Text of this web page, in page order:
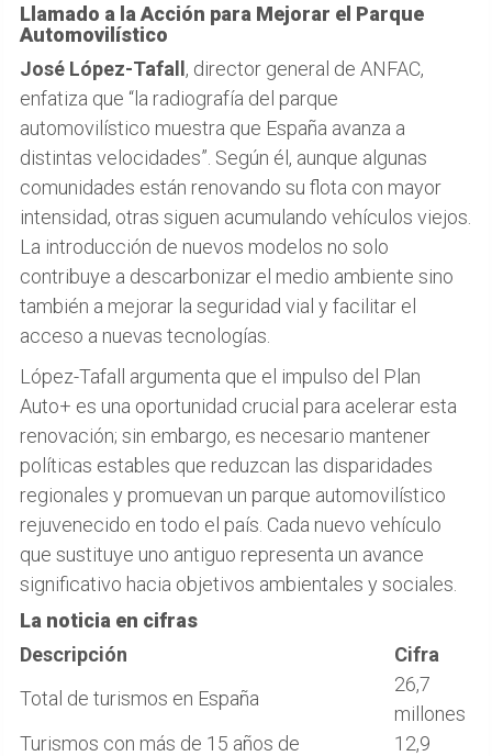
Llamado a la Acción para Mejorar el Parque
Automovilístico
José López-Tafall, director general de ANFAC,
enfatiza que “la radiografía del parque
automovilístico muestra que España avanza a
distintas velocidades”. Según él, aunque algunas
comunidades están renovando su flota con mayor
intensidad, otras siguen acumulando vehículos viejos.
La introducción de nuevos modelos no solo
contribuye a descarbonizar el medio ambiente sino
también a mejorar la seguridad vial y facilitar el
acceso a nuevas tecnologías.
López-Tafall argumenta que el impulso del Plan
Auto+ es una oportunidad crucial para acelerar esta
renovación; sin embargo, es necesario mantener
políticas estables que reduzcan las disparidades
regionales y promuevan un parque automovilístico
rejuvenecido en todo el país. Cada nuevo vehículo
que sustituye uno antiguo representa un avance
significativo hacia objetivos ambientales y sociales.
La noticia en cifras
Descripción
Cifra
Total de turismos en España
26,7
millones
Turismos con más de 15 años de
12,9